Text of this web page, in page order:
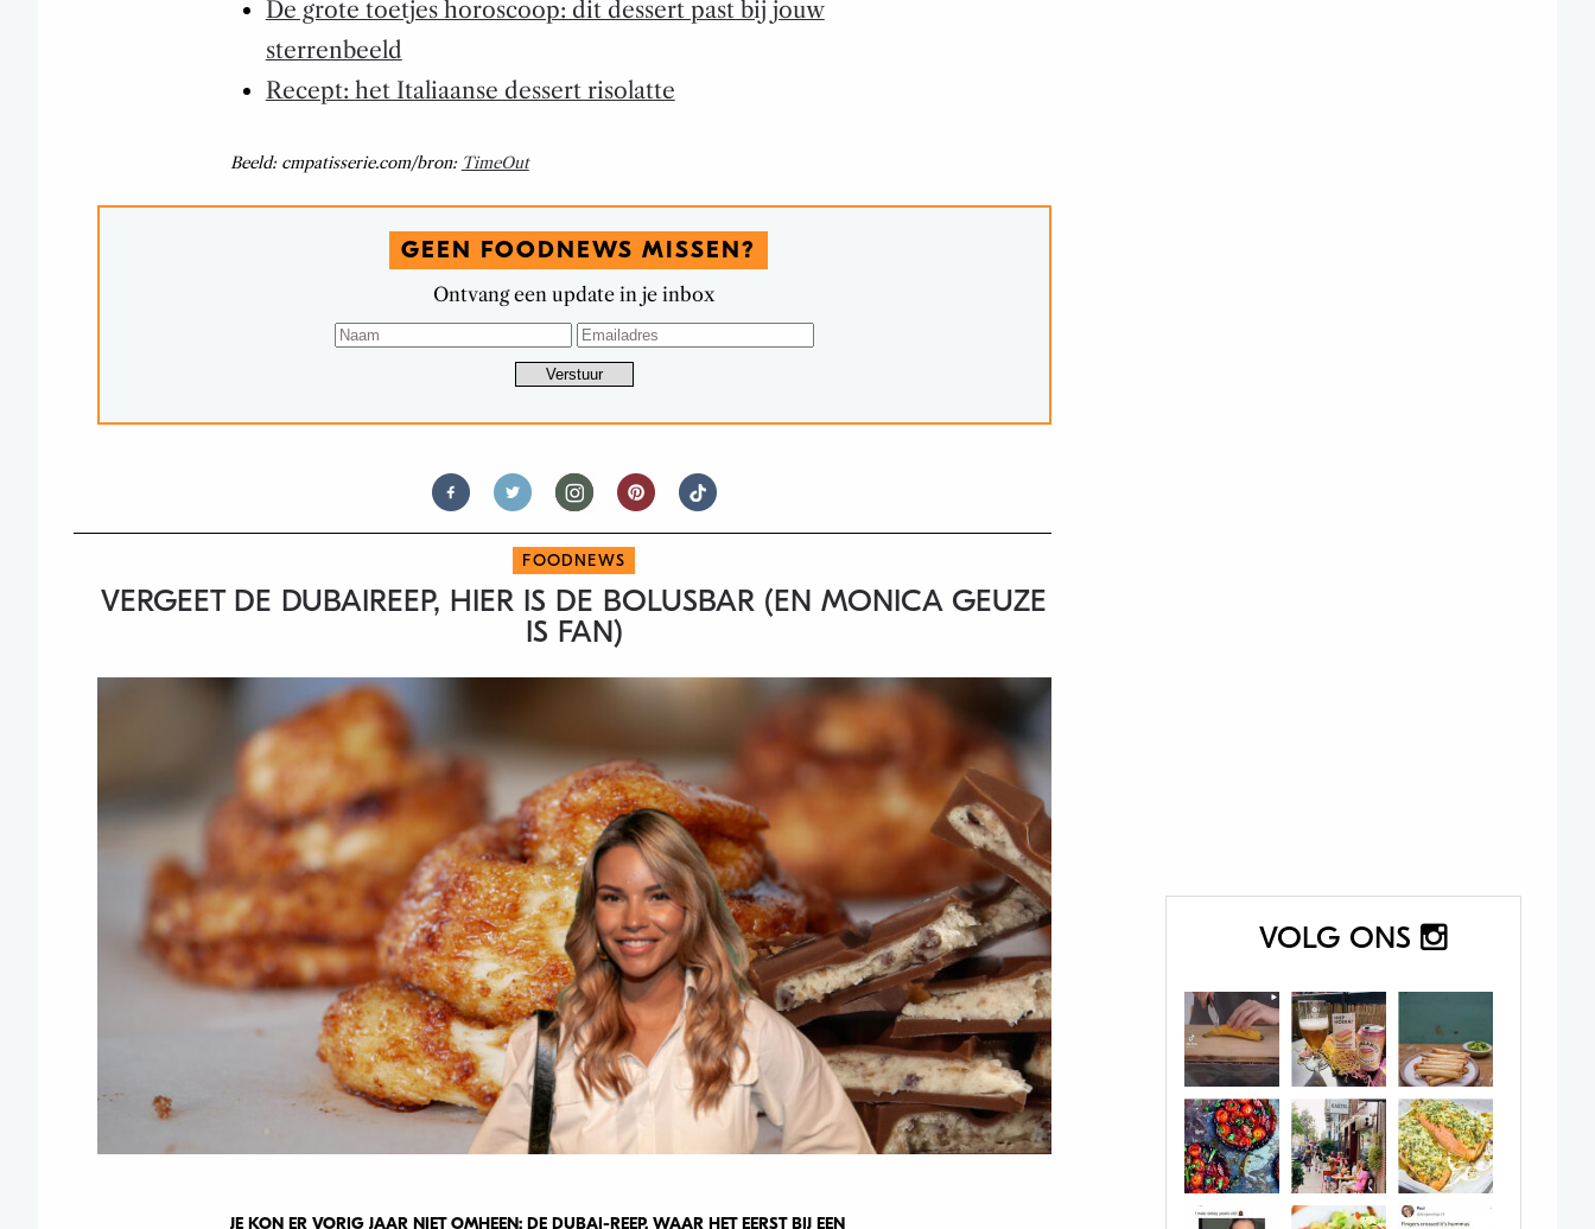
VOLG ONS
De grote toetjes horoscoop: dit dessert past bij jouw
sterrenbeeld
Recept: het Italiaanse dessert risolatte
Beeld: cmpatisserie.com/bron: TimeOut
GEEN FOODNEWS MISSEN?
Ontvang een update in je inbox
FOODNEWS
VERGEET DE DUBAIREEP, HIER IS DE BOLUSBAR (EN MONICA GEUZE
IS FAN)
JE KON ER VORIG JAAR NIET OMHEEN: DE DUBAI-REEP. WAAR HET EERST BIJ EEN